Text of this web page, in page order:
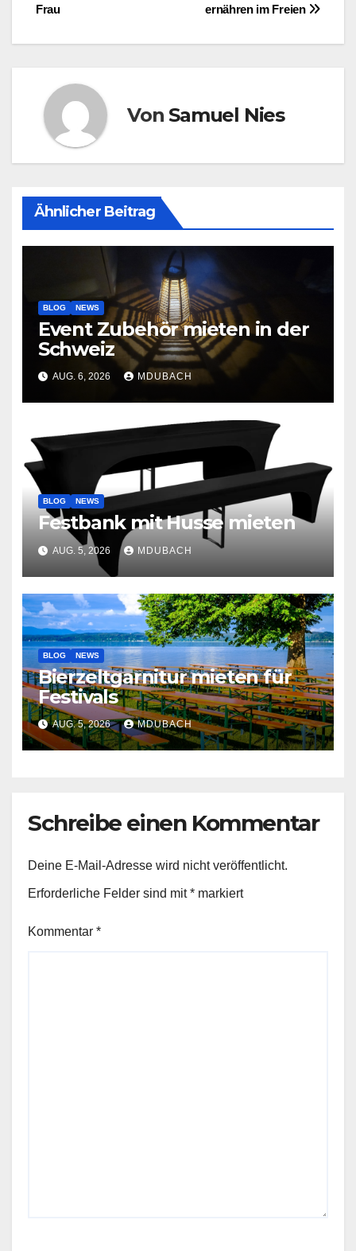
ernähren im Freien
Frau
Von Samuel Nies
Ähnlicher Beitrag
BLOG NEWS
Event Zubehör mieten in der
Schweiz
AUG. 6, 2026 MDUBACH
BLOG NEWS
Festbank mit Husse mieten
AUG. 5, 2026 MDUBACH
BLOG NEWS
Bierzeltgarnitur mieten für
Festivals
AUG. 5, 2026 MDUBACH
Schreibe einen Kommentar
Deine E-Mail-Adresse wird nicht veröffentlicht.
Erforderliche Felder sind mit* markiert
Kommentar *